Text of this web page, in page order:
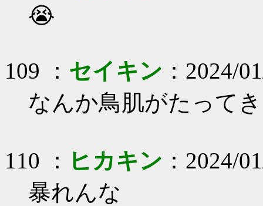
😭
109 ： セイキン ：2024/
なんか鳥肌がたって
110 ： ヒカキン ：2024/
暴れんな